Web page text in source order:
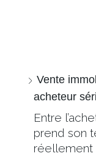
Vente
acheteur
Entre
prend son
réellement